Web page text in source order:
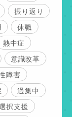
振り返り
休職
熱中症
意識改革
障害
過集中
択支援